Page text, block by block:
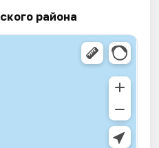
района